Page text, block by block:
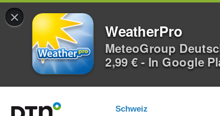
×
WeatherPro
MeteoGroup
2,99 € - In Google
Schweiz